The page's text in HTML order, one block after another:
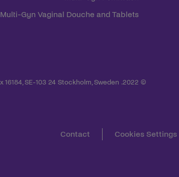
Multi-Gyn Vaginal Douche and Tablets
© 2022. All rights reserved. Karo Healthcare AB, Box 16184, SE-103 24 Stockholm, Sweden.
Cookies Settings
Contact